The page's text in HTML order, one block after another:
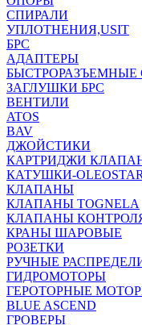
СПИРАЛИ
УПЛОТНЕНИЯ,USIT
БРС
АДАПТЕРЫ
ЗАГЛУШКИ БРС
ВЕНТИЛИ
ATOS
BAV
ДЖОЙСТИКИ
КАРТРИДЖИ
КАТУШКИ-OLEOSTAR
КЛАПАНЫ
КЛАПАНЫ TOGNELA
КЛАПАНЫ
КРАНЫ ШАРОВЫЕ
РОЗЕТКИ
РУЧНЫЕ
ГИДРОМОТОРЫ
ГЕРОТОРНЫЕ
BLUE ASCEND
ГРОВЕРЫ